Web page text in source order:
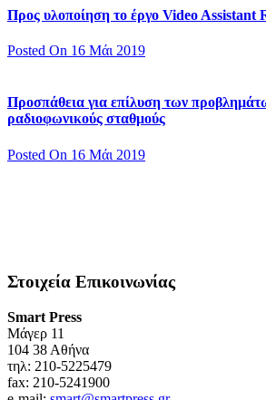
Προς υλοποίηση το έργο Video Assistant
Posted On 16 Μάι 2019
Προσπάθεια για επίλυση των
ραδιοφωνικούς σταθμούς
Posted On 16 Μάι 2019
Στοιχεία Επικοινωνίας
Smart Press
Mάγερ 11
104 38 Αθήνα
τηλ: 210-5225479
fax: 210-5241900